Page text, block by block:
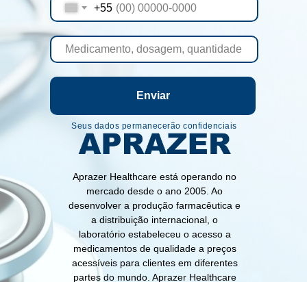
+55
Enviar
Seus dados permanecerão confidenciais
Aprazer Healthcare está operando no
mercado desde o ano 2005. Ao
desenvolver a produção farmacêutica e
a distribuição internacional, o
laboratório estabeleceu o acesso a
medicamentos de qualidade a preços
acessíveis para clientes em diferentes
partes do mundo. Aprazer Healthcare